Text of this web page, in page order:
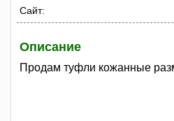
Сайт:
Описание
Продам туфли кожанные